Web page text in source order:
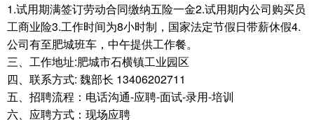
1.试用期满签订劳动合同缴纳五险一金2.试用期内公司购买员
工商业险3.工作时间为8小时制，国家法定节假日带薪休假4.
公司有至肥城班车，中午提供工作餐。
三、工作地址:肥城市石横镇工业园区
四、联系方式: 魏部长 13406202711
五、招聘流程：电话沟通-应聘-面试-录用-培训
六、应聘方式：现场应聘